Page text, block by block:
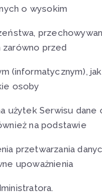
o wysokim
przed
(informatycznym),
osoby
użytek Serwisu dane
na podstawie
przetwarzania
upoważnienia